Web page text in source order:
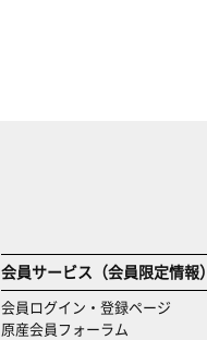
会員サービス（会員限定情報）
会員ログイン・登録ページ
原産会員フォーラム